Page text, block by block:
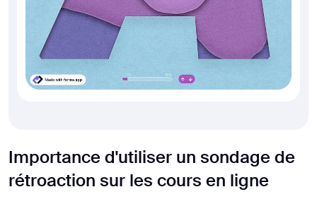
Importance d'utiliser un sondage de
rétroaction sur les cours en ligne